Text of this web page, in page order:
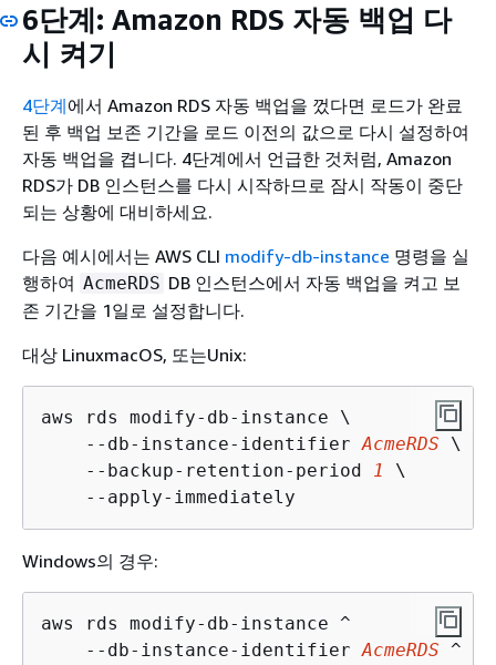
6단계: Amazon RDS 자동 백업 다
시 켜기
4단계에서 Amazon RDS 자동 백업을 껐다면 로드가 완료
된 후 백업 보존 기간을 로드 이전의 값으로 다시 설정하여
자동 백업을 켭니다. 4단계에서 언급한 것처럼, Amazon
RDS가 DB 인스턴스를 다시 시작하므로 잠시 작동이 중단
되는 상황에 대비하세요.
다음 예시에서는 AWS CLI modify-db-instance 명령을 실
행하여 AcmeRDS DB 인스턴스에서 자동 백업을 켜고 보
존 기간을 1일로 설정합니다.
대상 LinuxmacOS, 또는Unix:
aws rds modify-db-instance \
    --db-instance-identifier
AcmeRDS \
    --backup-retention-period
1
\
    --apply-immediately
Windows의 경우:
aws rds modify-db-instance ^
    --db-instance-identifier
AcmeRDS ^